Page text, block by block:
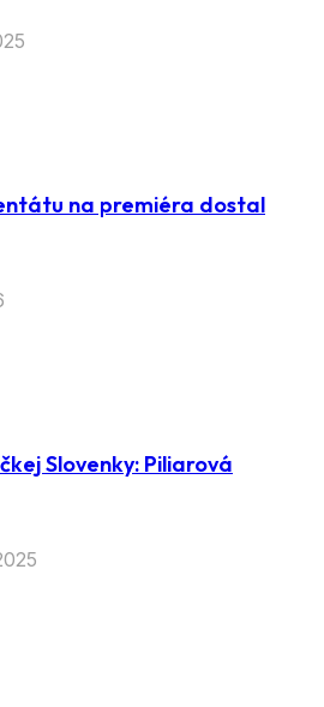
na premiéra dostal
Slovenky: Piliarová